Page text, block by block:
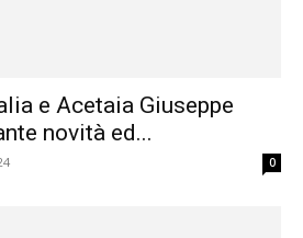
e Acetaia Giuseppe
novità ed...
0